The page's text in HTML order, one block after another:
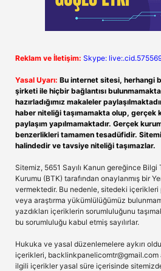
Reklam ve İletişim: Skype:
Yasal Uyarı: Bu internet sitesi, herhangi
şirketi ile hiçbir bağlantısı
hazırladığımız makaleler
haber niteliği taşımamakta olup, gerçek
paylaşım yapılmamaktadır. Gerçek
benzerlikleri tamamen tesadüfidir.
halindedir ve tavsiye niteliği taşımazlar.
Sitemiz, 5651 Sayılı Kanun gereğince
Kurumu (BTK) tarafından onaylanmış bir
vermektedir. Bu nedenle, sitedeki
veya araştırma yükümlülüğümüz
yazdıkları içeriklerin sorumluluğunu
bu sorumluluğu kabul etmiş sayılırlar.
Hukuka ve yasal düzenlemelere aykırı
içerikleri, backlinkpanelicomtr@gmail.com
ilgili içerikler yasal süre içerisinde